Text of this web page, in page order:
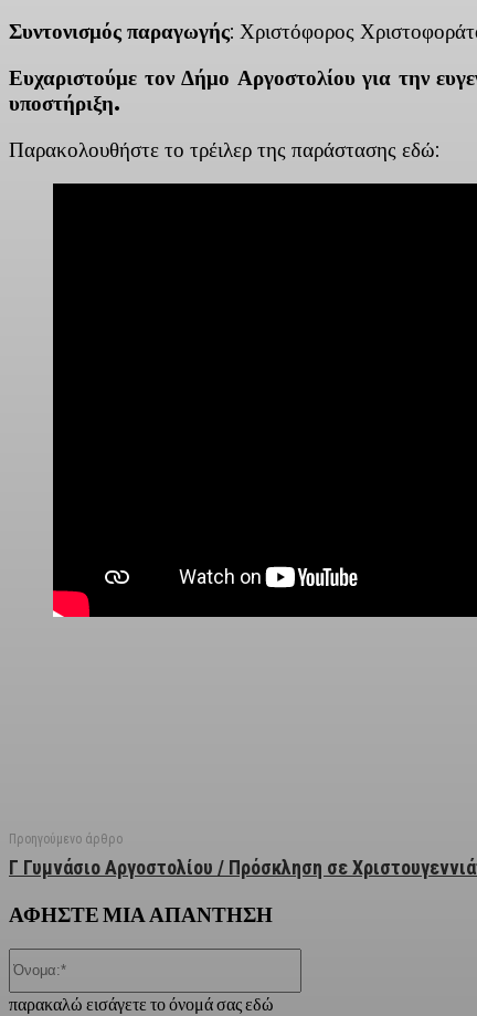
Συντονισμός παραγωγής: Χριστόφορος
Ευχαριστούμε τον Δήμο Αργοστολίου για την
υποστήριξη.
Παρακολουθήστε το τρέιλερ της παράστασης εδώ:
Προηγούμενο άρθρο
Γ Γυμνάσιο Αργοστολίου / Πρόσκληση σε
ΑΦΗΣΤΕ ΜΙΑ ΑΠΑΝΤΗΣΗ
παρακαλώ εισάγετε το όνομά σας εδώ